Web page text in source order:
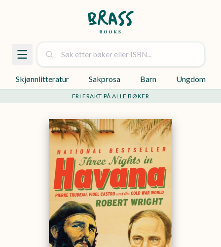
Skjønnlitteratur Sakprosa Barn Ungdom
FRI FRAKT PÅ ALLE BØKER